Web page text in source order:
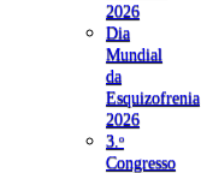
2026
Dia
Mundial
da
Esquizofrenia
2026
3.ᵒ
Congresso